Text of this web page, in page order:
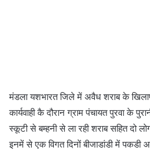
मंडला यशभारत जिले में अवैध शराब के
कार्यवाही कै दौरान ग्राम पंचायत पुरवा के
स्कूटी से बम्हनी से ला रही शराब सहित दो
इनमें से एक विगत दिनों बीजाडांडी में पकडी